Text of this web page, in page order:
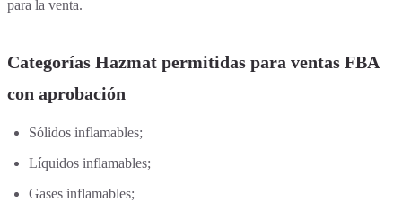
para la venta.
Categorías Hazmat permitidas para ventas FBA
con aprobación
Sólidos inflamables;
Líquidos inflamables;
Gases inflamables;